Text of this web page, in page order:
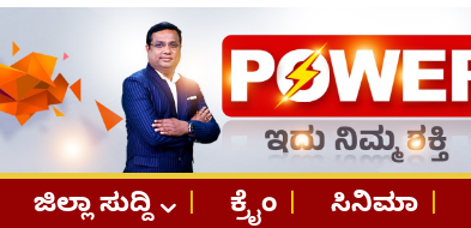
ಜಿಲ್ಲಾ ಸುದ್ದಿ ಕ್ರೈಂ ಸಿನಿಮಾ